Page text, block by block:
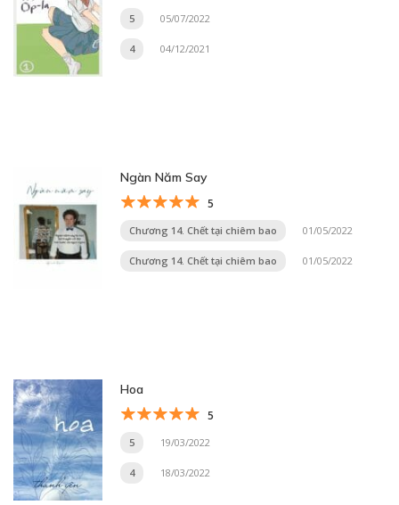
5 05/07/2022
4 04/12/2021
Ngàn Năm Say
5
Chương 14. Chết tại chiêm bao 01/05/2022
Chương 14. Chết tại chiêm bao 01/05/2022
Hoa
5
5 19/03/2022
4 18/03/2022